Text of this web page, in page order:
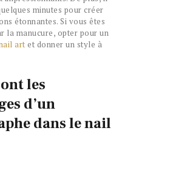
minutes pour créer
étonnantes. Si vous êtes
la manucure, opter pour un
art et donner un style à
les
d’un
dans le nail